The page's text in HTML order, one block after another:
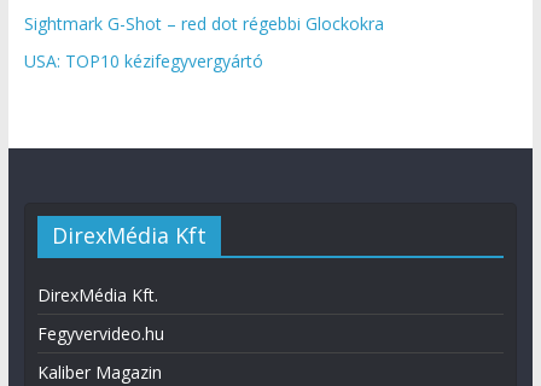
Sightmark G-Shot – red dot régebbi Glockokra
USA: TOP10 kézifegyvergyártó
DirexMédia Kft
DirexMédia Kft.
Fegyvervideo.hu
Kaliber Magazin